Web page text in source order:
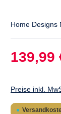
Home Designs
139,99
Preise inkl.